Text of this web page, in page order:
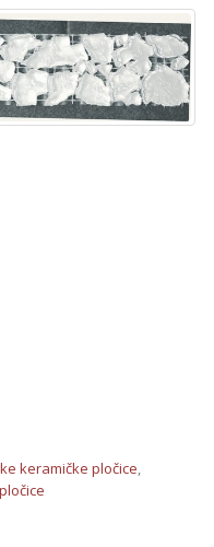
keramičke pločice